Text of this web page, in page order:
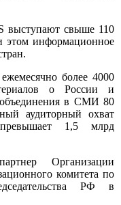
выступают свыше 110
этом информационное
более 4000
о России и
в СМИ 80
аудиторный охват
1,5 млрд
Организации
комитета по
РФ в